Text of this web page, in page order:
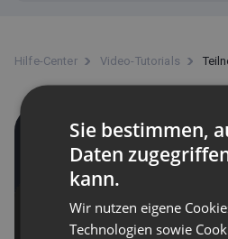
Hilfe-Center Video-Tutorials
Teilnehmer
Sie bestimmen,
Daten
kann.
Wir nutzen eigene
Technologien sowie